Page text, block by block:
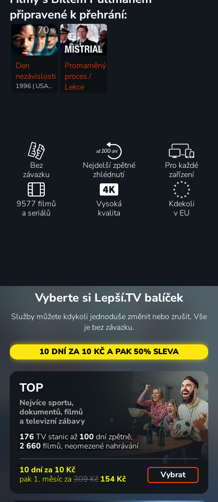
připravené k přehrání:
70%
Den
nezávislosti
1996 | USA | Thriller, Akční, Dobrodružný, Science Fiction
Promarněný
proces /
Lekce
Bez
závazku
Nejdelší zpětné
zhlédnutí
Pro každé
zařízení
9577 filmů
a seriálů
Vysoká
kvalita
Kdekoli
v EU
Vyberte si Lepší.TV balíček
Služby můžete kdykoli jednoduše změnit nebo zrušit. Vše
je bez závazku.
10 DNÍ ZA 10 KČ A PAK 50% SLEVA
TOP
Nejvíce sportu,
dokumentů, filmů
a televizní zábavy
176 TV stanic až 100 dní zpětně
2 660 filmů neomezené nahrávání
10 dní za 10 Kč
pak 1. měsíc za 309 Kč 154 Kč Vybrat